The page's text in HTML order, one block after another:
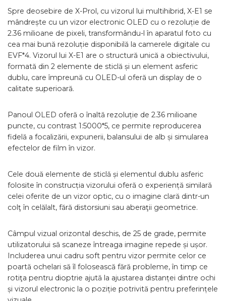
Spre deosebire de X-Prol, cu vizorul lui multihibrid, X-E1 se
mândrește cu un vizor electronic OLED cu o rezoluție de
2.36 milioane de pixeli, transformându-l în aparatul foto cu
cea mai bună rezoluție disponibilă la camerele digitale cu
EVF*4. Vizorul lui X-E1 are o structură unică a obiectivului,
formată din 2 elemente de sticlă și un element asferic
dublu, care împreună cu OLED-ul oferă un display de o
calitate superioară.
Panoul OLED oferă o înaltă rezoluție de 2.36 milioane
puncte, cu contrast 1:5000*5, ce permite reproducerea
fidelă a focalizării, expunerii, balansului de alb și simularea
efectelor de film în vizor.
Cele două elemente de sticlă și elementul dublu asferic
folosite în construcția vizorului oferă o experiență similară
celei oferite de un vizor optic, cu o imagine clară dintr-un
colţ în celălalt, fără distorsiuni sau aberaţii geometrice.
Câmpul vizual orizontal deschis, de 25 de grade, permite
utilizatorului să scaneze întreaga imagine repede și ușor.
Includerea unui cadru soft pentru vizor permite celor ce
poartă ochelari să îl folosească fără probleme, în timp ce
rotiţa pentru dioptrie ajută la ajustarea distanței dintre ochi
și vizorul electronic la o poziție potrivită pentru preferințele